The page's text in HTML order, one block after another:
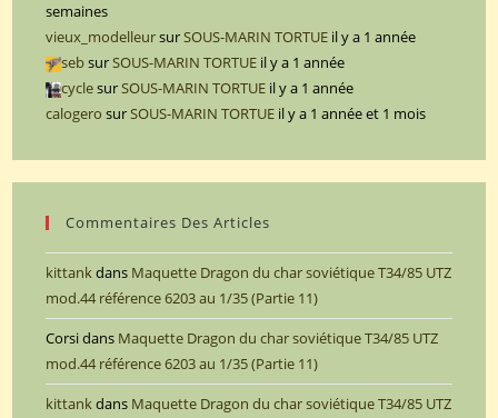
semaines
vieux_modelleursurSOUS-MARIN TORTUE il y a 1 année
sebsurSOUS-MARIN TORTUE il y a 1 année
cyclesurSOUS-MARIN TORTUE il y a 1 année
calogero surSOUS-MARIN TORTUE il y a 1 année et 1 mois
Commentaires Des Articles
kittankdans Maquette Dragon du char soviétique T34/85 UTZ
mod.44 référence 6203 au 1/35 (Partie 11)
Corsidans Maquette Dragon du char soviétique T34/85 UTZ
mod.44 référence 6203 au 1/35 (Partie 11)
kittankdans Maquette Dragon du char soviétique T34/85 UTZ